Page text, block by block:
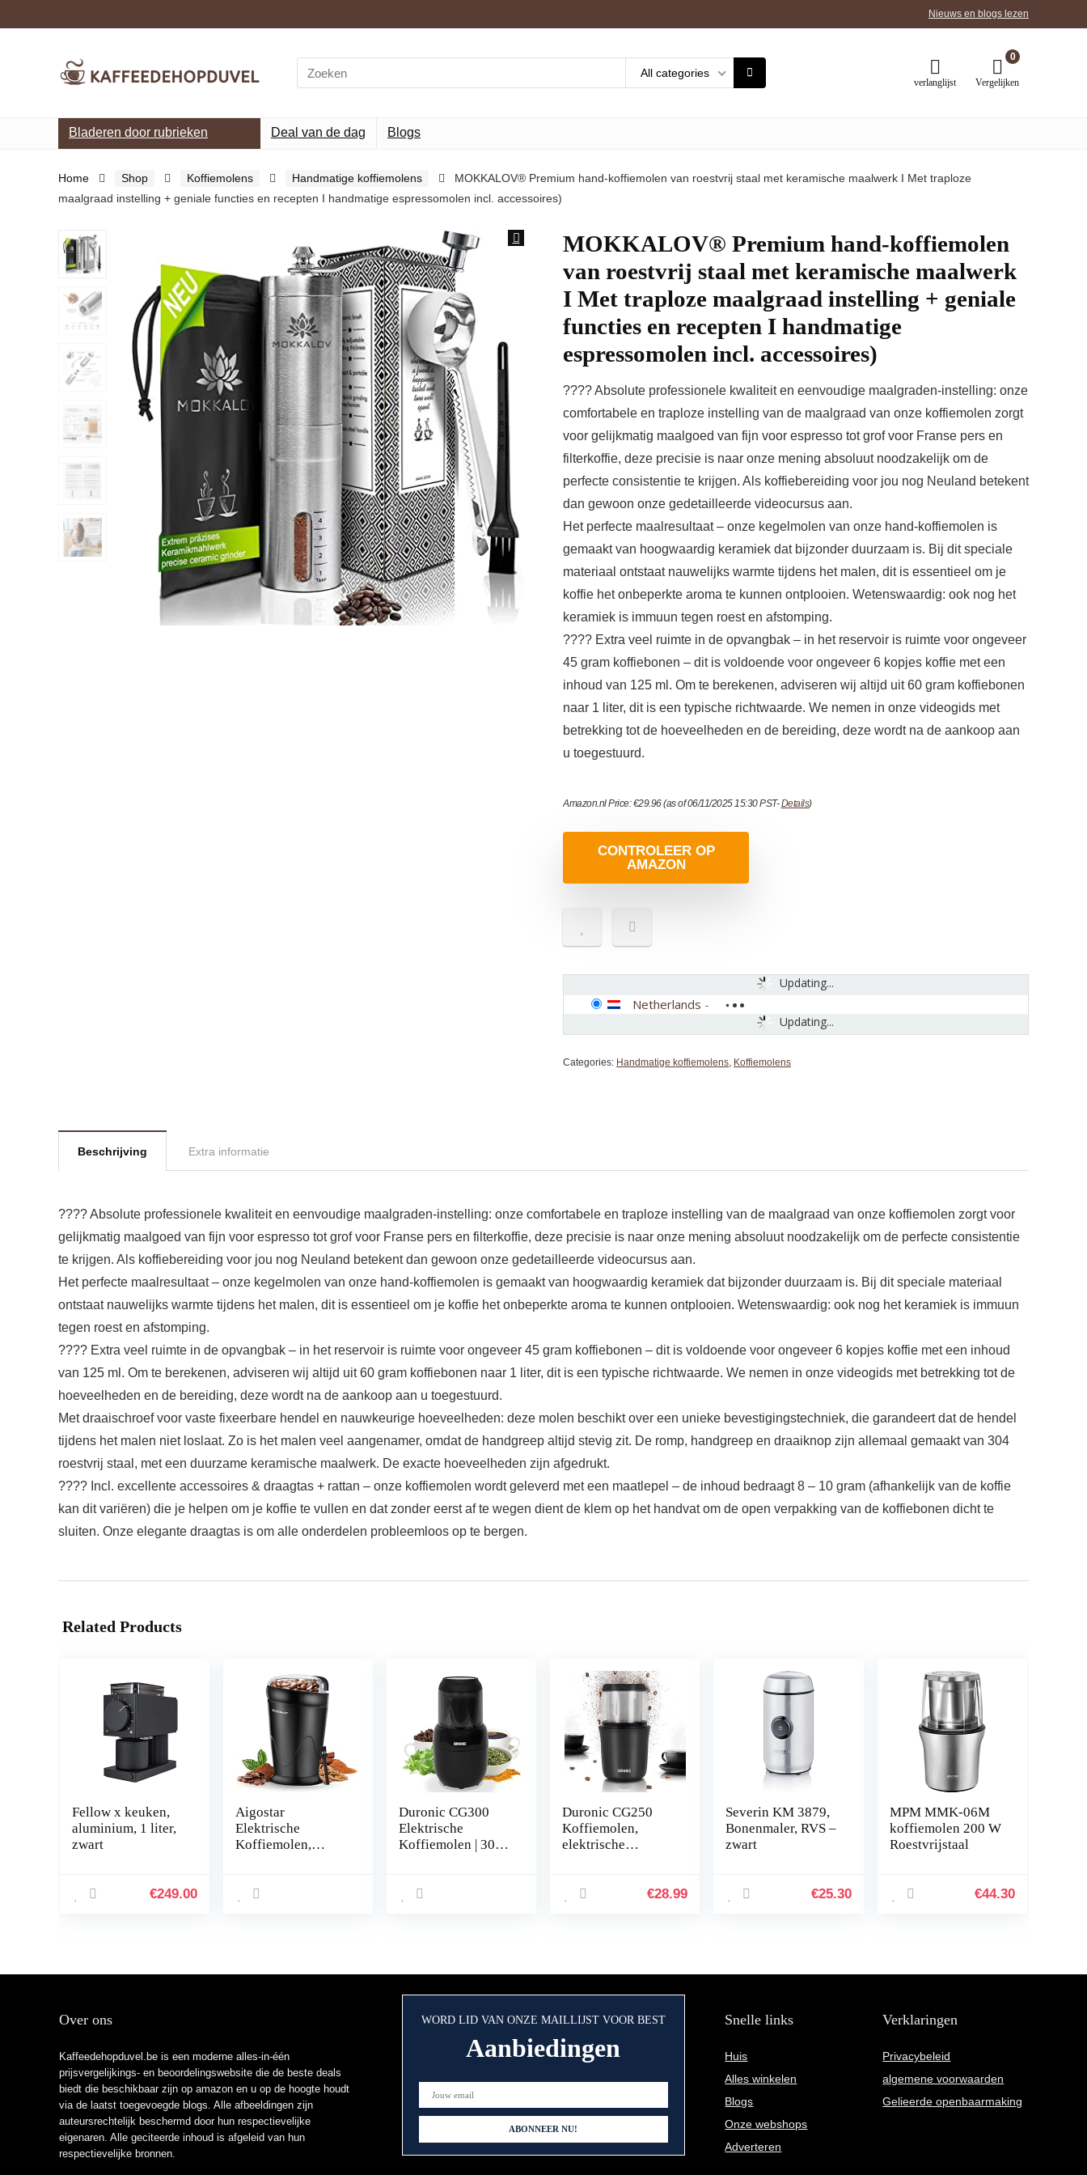
Nieuws en blogs lezen
Search
for:
All categories
verlanglijst
0
Vergelijken
Bladeren door rubrieken Deal van de dag Blogs
Home Shop Koffiemolens Handmatige koffiemolens
MOKKALOV® Premium hand-koffiemolen van roestvrij staal met keramische maalwerk I Met traploze
maalgraad instelling + geniale functies en recepten I handmatige espressomolen incl. accessoires)
MOKKALOV® Premium hand-koffiemolen
van roestvrij staal met keramische maalwerk
I Met traploze maalgraad instelling + geniale
functies en recepten I handmatige
espressomolen incl. accessoires)
???? Absolute professionele kwaliteit en eenvoudige maalgraden-instelling: onze
comfortabele en traploze instelling van de maalgraad van onze koffiemolen zorgt
voor gelijkmatig maalgoed van fijn voor espresso tot grof voor Franse pers en
filterkoffie, deze precisie is naar onze mening absoluut noodzakelijk om de
perfecte consistentie te krijgen. Als koffiebereiding voor jou nog Neuland betekent
dan gewoon onze gedetailleerde videocursus aan.
Het perfecte maalresultaat – onze kegelmolen van onze hand-koffiemolen is
gemaakt van hoogwaardig keramiek dat bijzonder duurzaam is. Bij dit speciale
materiaal ontstaat nauwelijks warmte tijdens het malen, dit is essentieel om je
koffie het onbeperkte aroma te kunnen ontplooien. Wetenswaardig: ook nog het
keramiek is immuun tegen roest en afstomping.
???? Extra veel ruimte in de opvangbak – in het reservoir is ruimte voor ongeveer
45 gram koffiebonen – dit is voldoende voor ongeveer 6 kopjes koffie met een
inhoud van 125 ml. Om te berekenen, adviseren wij altijd uit 60 gram koffiebonen
naar 1 liter, dit is een typische richtwaarde. We nemen in onze videogids met
betrekking tot de hoeveelheden en de bereiding, deze wordt na de aankoop aan
u toegestuurd.
Amazon.nl Price:€29.96(as of 06/11/2025 15:30 PST-Details)
CONTROLEER OP
AMAZON
Updating...
Updating...
Netherlands -
Categories: Handmatige koffiemolens, Koffiemolens
Beschrijving Extra informatie
???? Absolute professionele kwaliteit en eenvoudige maalgraden-instelling: onze comfortabele en traploze instelling van de maalgraad van onze koffiemolen zorgt voor
gelijkmatig maalgoed van fijn voor espresso tot grof voor Franse pers en filterkoffie, deze precisie is naar onze mening absoluut noodzakelijk om de perfecte consistentie
te krijgen. Als koffiebereiding voor jou nog Neuland betekent dan gewoon onze gedetailleerde videocursus aan.
Het perfecte maalresultaat – onze kegelmolen van onze hand-koffiemolen is gemaakt van hoogwaardig keramiek dat bijzonder duurzaam is. Bij dit speciale materiaal
ontstaat nauwelijks warmte tijdens het malen, dit is essentieel om je koffie het onbeperkte aroma te kunnen ontplooien. Wetenswaardig: ook nog het keramiek is immuun
tegen roest en afstomping.
???? Extra veel ruimte in de opvangbak – in het reservoir is ruimte voor ongeveer 45 gram koffiebonen – dit is voldoende voor ongeveer 6 kopjes koffie met een inhoud
van 125 ml. Om te berekenen, adviseren wij altijd uit 60 gram koffiebonen naar 1 liter, dit is een typische richtwaarde. We nemen in onze videogids met betrekking tot de
hoeveelheden en de bereiding, deze wordt na de aankoop aan u toegestuurd.
Met draaischroef voor vaste fixeerbare hendel en nauwkeurige hoeveelheden: deze molen beschikt over een unieke bevestigingstechniek, die garandeert dat de hendel
tijdens het malen niet loslaat. Zo is het malen veel aangenamer, omdat de handgreep altijd stevig zit. De romp, handgreep en draaiknop zijn allemaal gemaakt van 304
roestvrij staal, met een duurzame keramische maalwerk. De exacte hoeveelheden zijn afgedrukt.
???? Incl. excellente accessoires & draagtas + rattan – onze koffiemolen wordt geleverd met een maatlepel – de inhoud bedraagt 8 – 10 gram (afhankelijk van de koffie
kan dit variëren) die je helpen om je koffie te vullen en dat zonder eerst af te wegen dient de klem op het handvat om de open verpakking van de koffiebonen dicht te
sluiten. Onze elegante draagtas is om alle onderdelen probleemloos op te bergen.
Related Products
Fellow x keuken,
aluminium, 1 liter,
zwart
€249.00
Aigostar
Elektrische
Koffiemolen,
Mesjes, Capaciteit
Zwart
Duronic CG300
Elektrische
Koffiemolen | 300
Bonenmaler met
Mini Wet & Dry
Babyvoeding
Duronic CG250
Koffiemolen,
elektrische
met 75 g inhoud,
molen voor
€28.99
Severin KM 3879,
Bonenmaler, RVS –
zwart
€25.30
MPM MMK-06M
koffiemolen 200 W
Roestvrijstaal
€44.30
Over ons
Kaffeedehopduvel.be is een moderne alles-in-één
prijsvergelijkings- en beoordelingswebsite die de beste deals
biedt die beschikbaar zijn op amazon en u op de hoogte houdt
via de laatst toegevoegde blogs. Alle afbeeldingen zijn
auteursrechtelijk beschermd door hun respectievelijke
eigenaren. Alle geciteerde inhoud is afgeleid van hun
respectievelijke bronnen.
WORD LID VAN ONZE MAILLIJST VOOR BEST
Aanbiedingen
Snelle links
Huis
Alles winkelen
Blogs
Onze webshops
Adverteren
Verklaringen
Privacybeleid
algemene voorwaarden
Gelieerde openbaarmaking